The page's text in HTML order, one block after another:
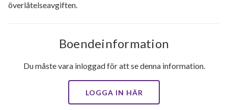
överlåtelseavgiften.
Boendeinformation
Du måste vara inloggad för att se denna information.
LOGGA IN HÄR